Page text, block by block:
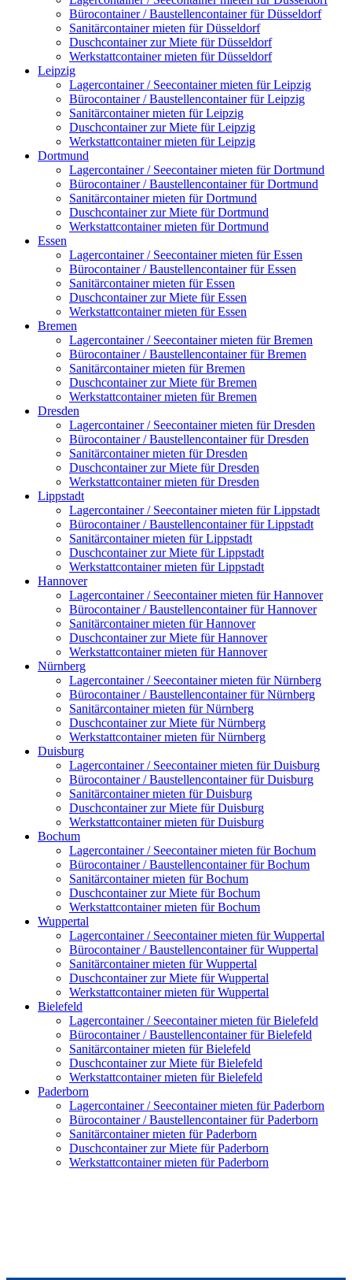
Bürocontainer / Baustellencontainer für Düsseldorf
Sanitärcontainer mieten für Düsseldorf
Duschcontainer zur Miete für Düsseldorf
Werkstattcontainer mieten für Düsseldorf
Leipzig
Lagercontainer / Seecontainer mieten für Leipzig
Bürocontainer / Baustellencontainer für Leipzig
Sanitärcontainer mieten für Leipzig
Duschcontainer zur Miete für Leipzig
Werkstattcontainer mieten für Leipzig
Dortmund
Lagercontainer / Seecontainer mieten für Dortmund
Bürocontainer / Baustellencontainer für Dortmund
Sanitärcontainer mieten für Dortmund
Duschcontainer zur Miete für Dortmund
Werkstattcontainer mieten für Dortmund
Essen
Lagercontainer / Seecontainer mieten für Essen
Bürocontainer / Baustellencontainer für Essen
Sanitärcontainer mieten für Essen
Duschcontainer zur Miete für Essen
Werkstattcontainer mieten für Essen
Bremen
Lagercontainer / Seecontainer mieten für Bremen
Bürocontainer / Baustellencontainer für Bremen
Sanitärcontainer mieten für Bremen
Duschcontainer zur Miete für Bremen
Werkstattcontainer mieten für Bremen
Dresden
Lagercontainer / Seecontainer mieten für Dresden
Bürocontainer / Baustellencontainer für Dresden
Sanitärcontainer mieten für Dresden
Duschcontainer zur Miete für Dresden
Werkstattcontainer mieten für Dresden
Lippstadt
Lagercontainer / Seecontainer mieten für Lippstadt
Bürocontainer / Baustellencontainer für Lippstadt
Sanitärcontainer mieten für Lippstadt
Duschcontainer zur Miete für Lippstadt
Werkstattcontainer mieten für Lippstadt
Hannover
Lagercontainer / Seecontainer mieten für Hannover
Bürocontainer / Baustellencontainer für Hannover
Sanitärcontainer mieten für Hannover
Duschcontainer zur Miete für Hannover
Werkstattcontainer mieten für Hannover
Nürnberg
Lagercontainer / Seecontainer mieten für Nürnberg
Bürocontainer / Baustellencontainer für Nürnberg
Sanitärcontainer mieten für Nürnberg
Duschcontainer zur Miete für Nürnberg
Werkstattcontainer mieten für Nürnberg
Duisburg
Lagercontainer / Seecontainer mieten für Duisburg
Bürocontainer / Baustellencontainer für Duisburg
Sanitärcontainer mieten für Duisburg
Duschcontainer zur Miete für Duisburg
Werkstattcontainer mieten für Duisburg
Bochum
Lagercontainer / Seecontainer mieten für Bochum
Bürocontainer / Baustellencontainer für Bochum
Sanitärcontainer mieten für Bochum
Duschcontainer zur Miete für Bochum
Werkstattcontainer mieten für Bochum
Wuppertal
Lagercontainer / Seecontainer mieten für Wuppertal
Bürocontainer / Baustellencontainer für Wuppertal
Sanitärcontainer mieten für Wuppertal
Duschcontainer zur Miete für Wuppertal
Werkstattcontainer mieten für Wuppertal
Bielefeld
Lagercontainer / Seecontainer mieten für Bielefeld
Bürocontainer / Baustellencontainer für Bielefeld
Sanitärcontainer mieten für Bielefeld
Duschcontainer zur Miete für Bielefeld
Werkstattcontainer mieten für Bielefeld
Paderborn
Lagercontainer / Seecontainer mieten für Paderborn
Bürocontainer / Baustellencontainer für Paderborn
Sanitärcontainer mieten für Paderborn
Duschcontainer zur Miete für Paderborn
Werkstattcontainer mieten für Paderborn